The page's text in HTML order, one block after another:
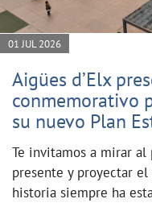
01 JUL 2026
Aigües d’Elx
conmemorativo
su nuevo Plan
Te invitamos a mirar al
presente y proyectar
historia siempre ha